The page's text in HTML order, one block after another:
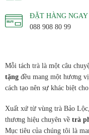
ĐẶT HÀNG NGAY
088 908 80 99
Mỗi tách trà là một câu
tặngđều mang một hương
cách tạo nên sự khác biệt
Xuất xứ từ vùng trà Bảo Lộc,
thương hiệu chuyên về trà
Mục tiêu của chúng tôi là